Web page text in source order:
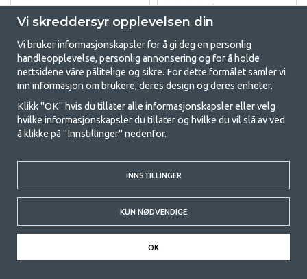
kr 2 869
KJØP
(3)
kr 3 609
KJØP
DOMETIC MYGGNETT
DOMETIC MYGGNETT
Vi skreddersyr opplevelsen din
Vi bruker informasjonskapsler for å gi deg en personlig
handleopplevelse, personlig annonsering og for å holde
nettsidene våre pålitelige og sikre. For dette formålet samler vi
inn informasjon om brukere, deres design og deres enheter.
Klikk "OK" hvis du tillater alle informasjonskapsler eller velg
hvilke informasjonskapsler du tillater og hvilke du vil slå av ved
å klikke på "Innstillinger" nedenfor.
INNSTILLINGER
KUN NØDVENDIGE
OK